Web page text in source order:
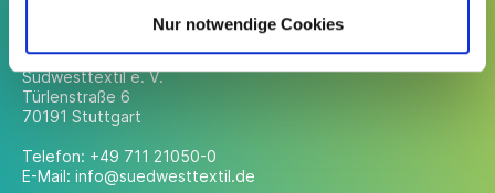
Nur notwendige Cookies
Südwesttextil e. V.
Türlenstraße 6
70191 Stuttgart
Telefon: +49 711 21050-0
E-Mail: info@suedwesttextil.de